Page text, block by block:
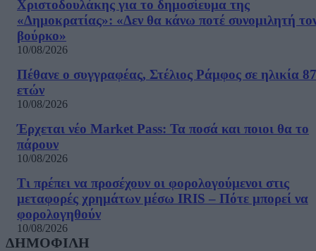
Χριστοδουλάκης για το δημοσίευμα της
«Δημοκρατίας»: «Δεν θα κάνω ποτέ συνομιλητή
βούρκο»
10/08/2026
Πέθανε ο συγγραφέας, Στέλιος Ράμφος σε ηλικία 87
ετών
10/08/2026
Έρχεται νέο Market Pass: Τα ποσά και ποιοι θα το
πάρουν
10/08/2026
Τι πρέπει να προσέχουν οι φορολογούμενοι στις
μεταφορές χρημάτων μέσω IRIS – Πότε μπορεί να
φορολογηθούν
10/08/2026
ΔΗΜΟΦΙΛΗ